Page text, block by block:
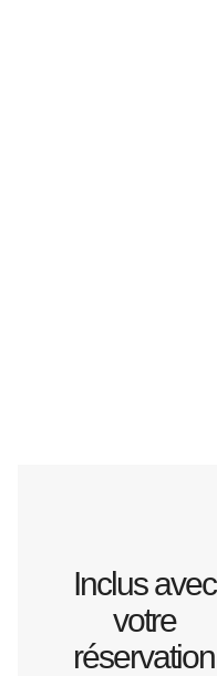
Inclus avec
votre
réservation